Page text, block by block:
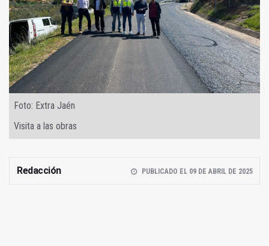
Foto: Extra Jaén
Visita a las obras
Redacción PUBLICADO EL 09 DE ABRIL DE 2025